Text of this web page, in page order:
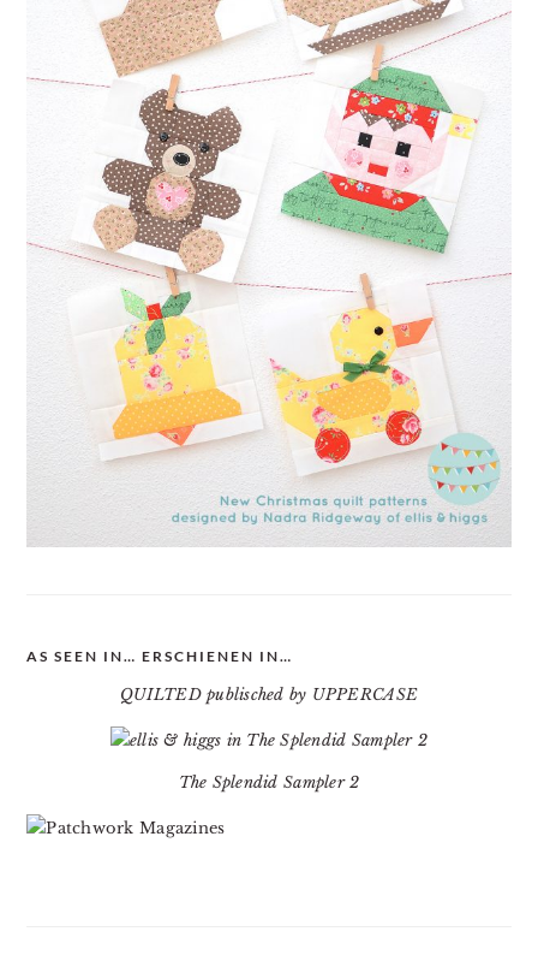
AS SEEN IN… ERSCHIENEN IN…
QUILTED publisched by UPPERCASE
The Splendid Sampler 2